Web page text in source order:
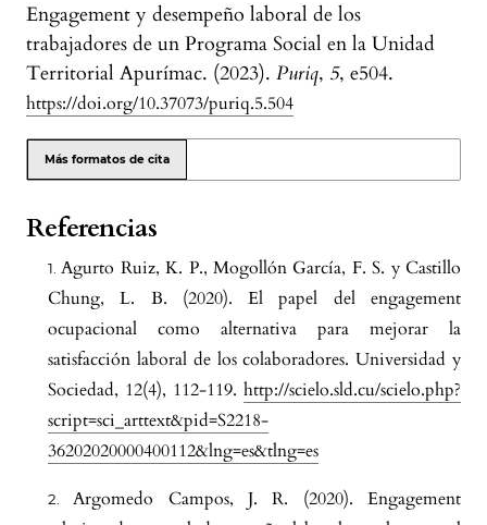
Engagement y desempeño laboral de los
trabajadores de un Programa Social en la Unidad
Territorial Apurímac. (2023). Puriq, 5, e504.
https://doi.org/10.37073/puriq.5.504
Más formatos de cita
Referencias
Agurto Ruiz, K. P., Mogollón García, F. S. y Castillo
Chung, L. B. (2020). El papel del engagement
ocupacional como alternativa para mejorar la
satisfacción laboral de los colaboradores. Universidad y
Sociedad, 12(4), 112-119. http://scielo.sld.cu/scielo.php?
script=sci_arttext&pid=S2218-
36202020000400112&lng=es&tlng=es
Argomedo Campos, J. R. (2020). Engagement